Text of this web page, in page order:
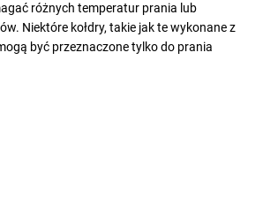
różnych temperatur prania lub
Niektóre kołdry, takie jak te wykonane z
być przeznaczone tylko do prania